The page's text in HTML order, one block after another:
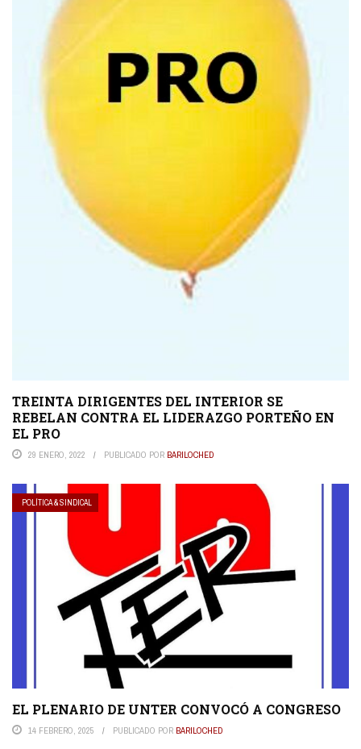
TREINTA DIRIGENTES DEL INTERIOR SE
REBELAN CONTRA EL LIDERAZGO PORTEÑO EN
EL PRO
29 ENERO, 2022 PUBLICADO POR BARILOCHED
POLÍTICA & SINDICAL
EL PLENARIO DE UNTER CONVOCÓ A CONGRESO
14 FEBRERO, 2025 PUBLICADO POR BARILOCHED